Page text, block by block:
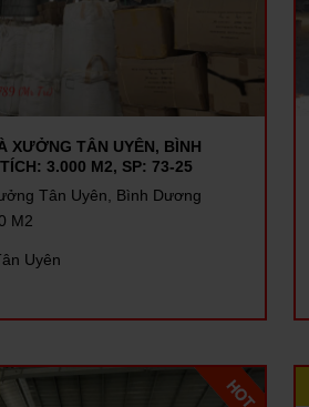
XƯỞNG TÂN UYÊN, BÌNH
3.000 M2, SP: 73-25
Tân Uyên, Bình Dương
M2
Uyên